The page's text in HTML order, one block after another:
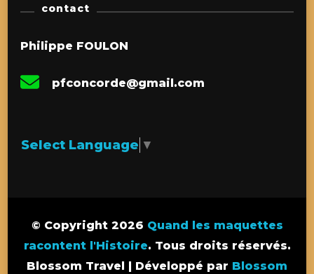
contact
Philippe FOULON
pfconcorde@gmail.com
Select Language ▼
© Copyright 2026 Quand les maquettes
racontent l'Histoire. Tous droits réservés.
Blossom Travel | Développé par Blossom